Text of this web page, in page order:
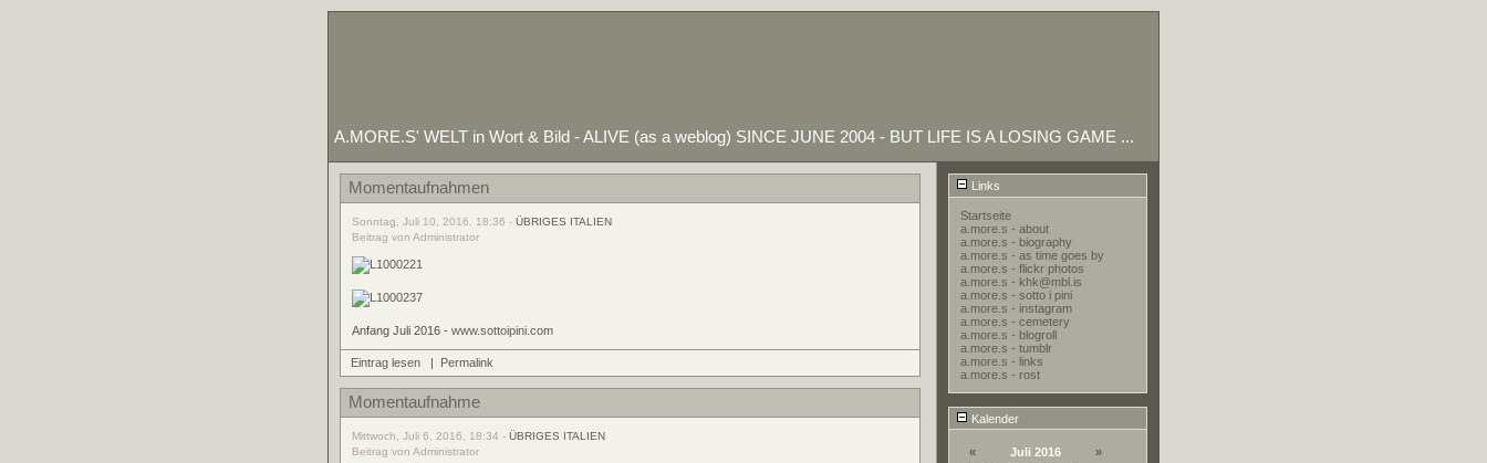
A.MORE.S' WELT in Wort & Bild - ALIVE (as a weblog) SINCE JUNE 2004 - BUT LIFE IS A LOSING GAME ...
Links
Startseite
a.more.s - about
a.more.s - biography
a.more.s - as time goes by
a.more.s - flickr photos
a.more.s - khk@mbl.is
a.more.s - sotto i pini
a.more.s - instagram
a.more.s - cemetery
a.more.s - blogroll
a.more.s - tumblr
a.more.s - links
a.more.s - rost
Kalender
« Juli 2016
»
Momentaufnahmen
Sonntag, Juli 10, 2016, 18:36 - ÜBRIGES ITALIEN
Beitrag von Administrator
Anfang Juli 2016 - www.sottoipini.com
Eintrag lesen Permalink
Momentaufnahme
Mittwoch, Juli 6, 2016, 18:34 - ÜBRIGES ITALIEN
Beitrag von Administrator